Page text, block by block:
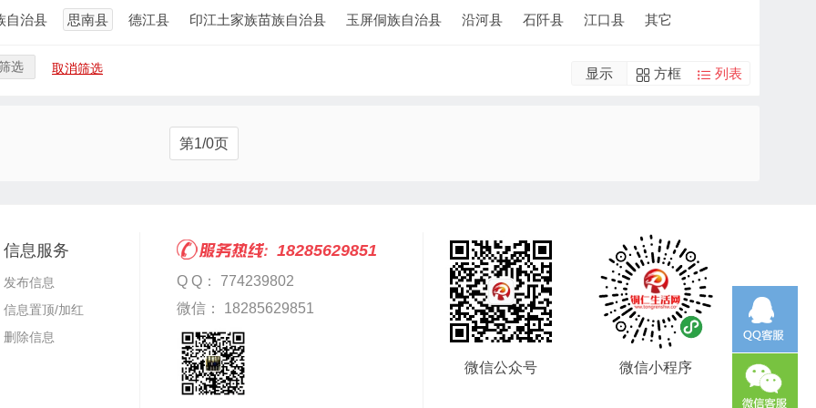
自治县 思南县 德江县 印江土家族苗族自治县 玉屏侗族自治县 沿河县 石阡县 江口县 其它
选 取消筛选 显示 方框 列表
第1/0页
信息服务
发布信息
信息置顶/加红
删除信息
18285629851
Q Q： 774239802
微信： 18285629851
微信公众号 微信小程序